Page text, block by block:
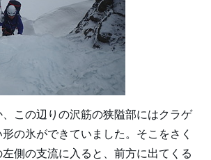
この辺りの沢筋の狭隘部にはクラゲ
の氷ができていました。そこをさく
側の支流に入ると、前方に出てくる